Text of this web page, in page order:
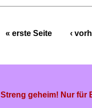
« erste Seite ‹
Streng geheim! Nur für